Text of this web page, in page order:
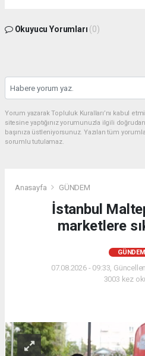
Okuyucu Yorumları (0)
Yorum yazarak Topluluk Kuralları’nı kabul
sitesine yaptığınız yorumunuzla ilgili
başınıza üstleniyorsunuz. Yazılan tüm
sorumlu tutulamaz.
Anasayfa GÜNDEM
İstanbul
marketlere
GÜNDEM
07.08.2026 - 09:33,
3003 kez